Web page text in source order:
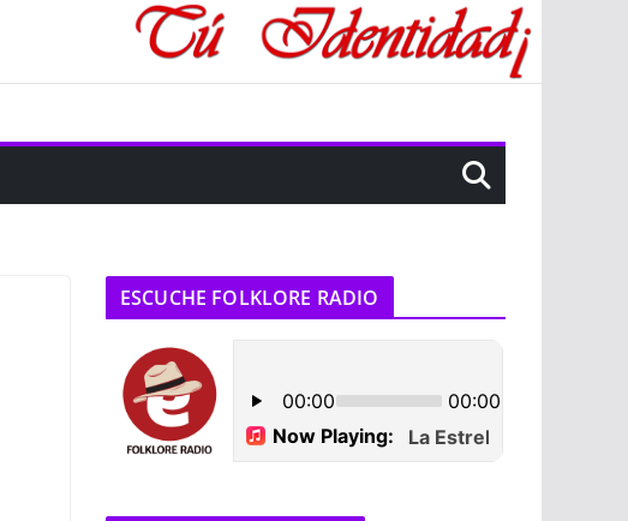
ESCUCHE FOLKLORE RADIO